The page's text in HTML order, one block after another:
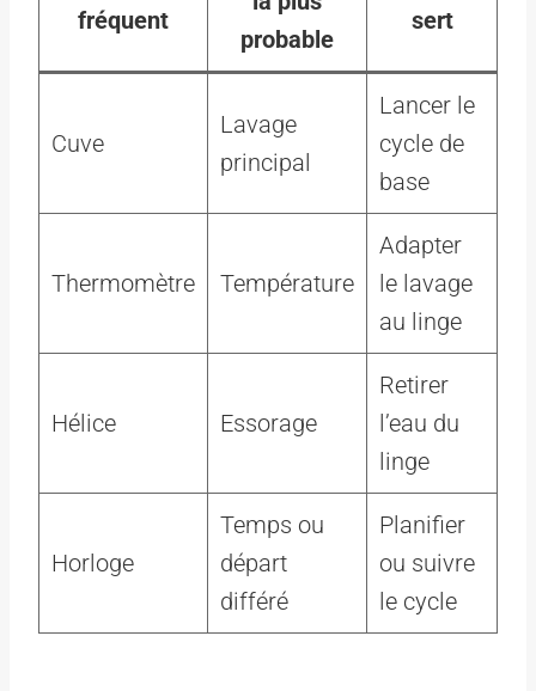
fréquent
probable
sert
Cuve
Lavage
principal
Lancer le
cycle de
base
Thermomètre Température
Adapter
le lavage
au linge
Hélice Essorage
Retirer
l’eau du
linge
Horloge
Temps ou
départ
différé
Planifier
ou suivre
le cycle